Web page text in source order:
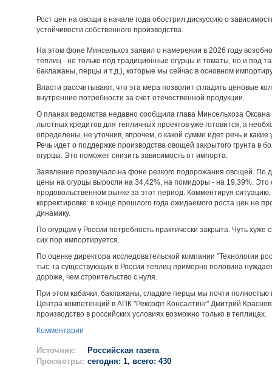
Рост цен на овощи в начале года обострил дискуссию о
устойчивости собственного производства.
На этом фоне Минсельхоз заявил о намерении в 2026 году
теплиц - не только под традиционные огурцы и томаты, но и под
баклажаны, перцы и т.д.), которые мы сейчас в основном
Власти рассчитывают, что эта мера позволит сгладить ценовые
внутренние потребности за счет отечественной продукции.
О планах ведомства недавно сообщила глава Минсельхоза
льготных кредитов для тепличных проектов уже готовится, а
определены, не уточнив, впрочем, о какой сумме идет речь и
Речь идет о поддержке производства овощей закрытого грунта в
огурцы. Это поможет снизить зависимость от импорта.
Заявление прозвучало на фоне резкого подорожания овощей. По
цены на огурцы выросли на 34,42%, на помидоры - на 19,39%. Это
продовольственном рынке за этот период. Комментируя
корректировке: в конце прошлого года ожидаемого роста цен не
динамику.
По огурцам у России потребность практически закрыта. Чуть
сих пор импортируется.
По оценке директора исследовательской компании "Технологии
тыс. га существующих в России теплиц примерно половина
дороже, чем строительство с нуля.
При этом кабачки, баклажаны, сладкие перцы мы почти
Центра компетенций в АПК "Рексофт Консалтинг" Дмитрий Краснов
производство в российских условиях возможно только в теплицах.
Комментарии
Источник:
Российская газета
Просмотры: сегодня: 1, всего: 430